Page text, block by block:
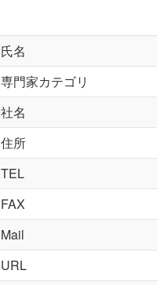
氏名
専門家カテゴリ
社名
住所
TEL
FAX
Mail
URL